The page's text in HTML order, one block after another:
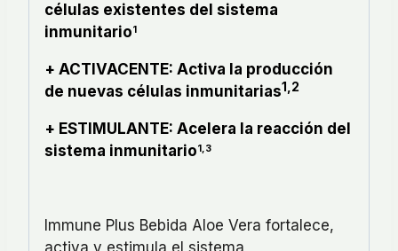
células existentes del sistema
inmunitario1
+ ACTIVACENTE: Activa la producción
de nuevas células inmunitarias1,2
+ ESTIMULANTE: Acelera la reacción del
sistema inmunitario1,3
Immune Plus Bebida Aloe Vera fortalece,